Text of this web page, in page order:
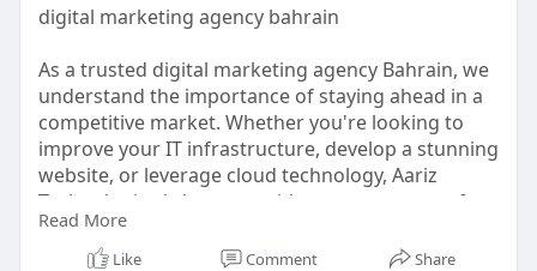
digital marketing agency bahrain
As a trusted digital marketing agency Bahrain, we
understand the importance of staying ahead in a
competitive market. Whether you're looking to
improve your IT infrastructure, develop a stunning
website, or leverage cloud technology, Aariz
Technologies is here to guide you every step of
the way. Our comprehensive services ensure your
business thrives in a fast-evolving digital world.
Read More
Like Comment Share